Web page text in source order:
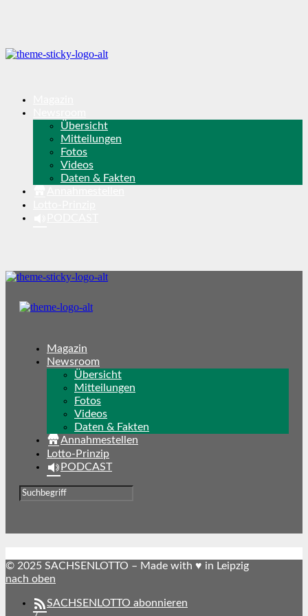
Übersicht
Mitteilungen
Fotos
Videos
Daten & Fakten
Magazin
Newsroom
Übersicht
Mitteilungen
Fotos
Videos
Daten & Fakten
Annahmestellen
Lotto-Prinzip
PODCAST
© 2025 SACHSENLOTTO – Made with ♥ in Leipzig
nach oben
SACHSENLOTTO abonnieren